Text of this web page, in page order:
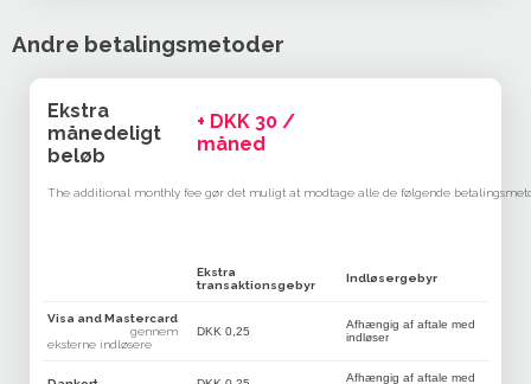
Andre betalingsmetoder
Ekstra
månedeligt
beløb
+ DKK 30 /
måned
The additional monthly fee gør det muligt at modtage alle de følgende
Ekstra
transaktionsgebyr
Indløsergebyr
Visa and Mastercard
gennem
eksterne indløsere
DKK 0,25
Afhængig af aftale med
indløser
Afhængig af aftale med